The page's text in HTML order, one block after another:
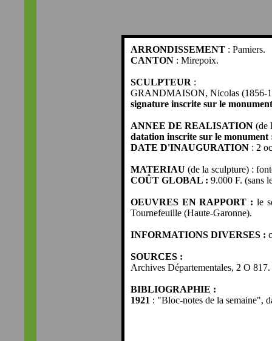
ARRONDISSEMENT : Pamiers.
CANTON : Mirepoix.
SCULPTEUR :
GRANDMAISON, Nicolas (1856-
signature inscrite sur le
ANNEE DE REALISATION (de
datation inscrite sur le monument
DATE D'INAUGURATION : 2
MATERIAU (de la sculpture) :
COÛT GLOBAL : 9.000 F. (sans
OEUVRES EN RAPPORT : le
Tournefeuille (Haute-Garonne).
INFORMATIONS DIVERSES :
SOURCES :
Archives Départementales, 2 O 817.
BIBLIOGRAPHIE :
1921 : "Bloc-notes de la semaine",